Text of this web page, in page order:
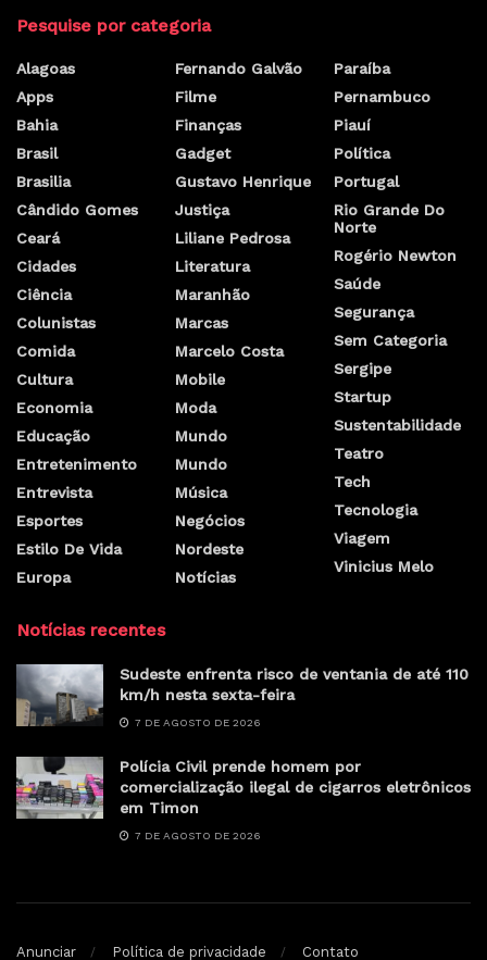
Pesquise por categoria
Alagoas
Apps
Bahia
Brasil
Brasilia
Cândido Gomes
Ceará
Cidades
Ciência
Colunistas
Comida
Cultura
Economia
Educação
Entretenimento
Entrevista
Esportes
Estilo De Vida
Europa
Fernando Galvão
Filme
Finanças
Gadget
Gustavo Henrique
Justiça
Liliane Pedrosa
Literatura
Maranhão
Marcas
Marcelo Costa
Mobile
Moda
Mundo
Mundo
Música
Negócios
Nordeste
Notícias
Paraíba
Pernambuco
Piauí
Política
Portugal
Rio Grande Do
Norte
Rogério Newton
Saúde
Segurança
Sem Categoria
Sergipe
Startup
Sustentabilidade
Teatro
Tech
Tecnologia
Viagem
Vinicius Melo
Notícias recentes
Sudeste enfrenta risco de ventania de até 110
km/h nesta sexta-feira
7 DE AGOSTO DE 2026
Polícia Civil prende homem por
comercialização ilegal de cigarros eletrônicos
em Timon
7 DE AGOSTO DE 2026
Anunciar Política de privacidade Contato